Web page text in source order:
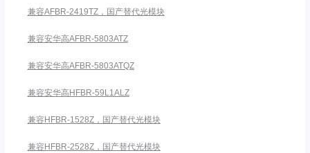
兼容AFBR-2419TZ，国产替代光模块
兼容安华高AFBR-5803ATZ
兼容安华高AFBR-5803ATQZ
兼容安华高HFBR-59L1ALZ
兼容HFBR-1528Z，国产替代光模块
兼容HFBR-2528Z，国产替代光模块